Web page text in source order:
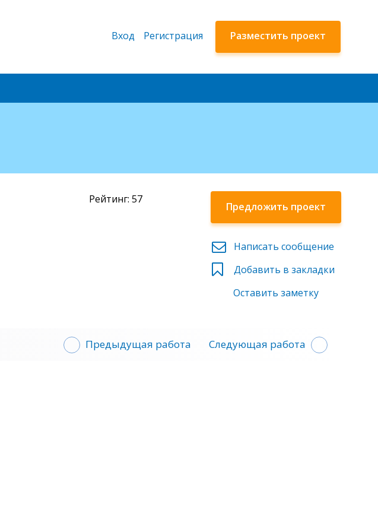
Рейтинг: 57
Предложить проект
Написать сообщение
Добавить в закладки
Оставить заметку
Предыдущая работа Следующая работа
Вход Регистрация Разместить проект